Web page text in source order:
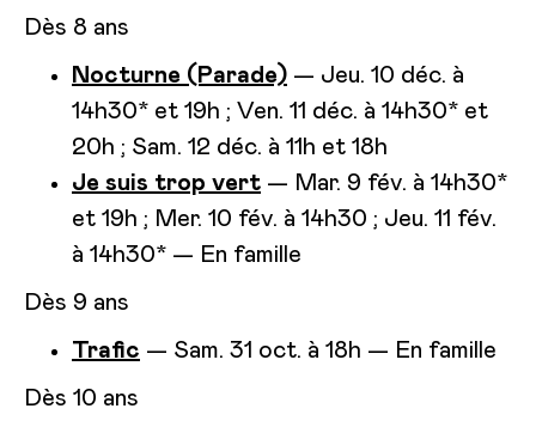
Dès 8 ans
Nocturne (Parade) — Jeu. 10 déc. à
14h30* et 19h ; Ven. 11 déc. à 14h30* et
20h ; Sam. 12 déc. à 11h et 18h
Je suis trop vert — Mar. 9 fév. à 14h30*
et 19h ; Mer. 10 fév. à 14h30 ; Jeu. 11 fév.
à 14h30* — En famille
Dès 9 ans
Trafic — Sam. 31 oct. à 18h — En famille
Dès 10 ans